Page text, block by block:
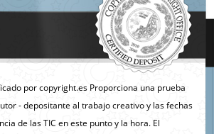
por copyright.es Proporciona una prueba
- depositante al trabajo creativo y las fechas
de las TIC en este punto y la hora. El